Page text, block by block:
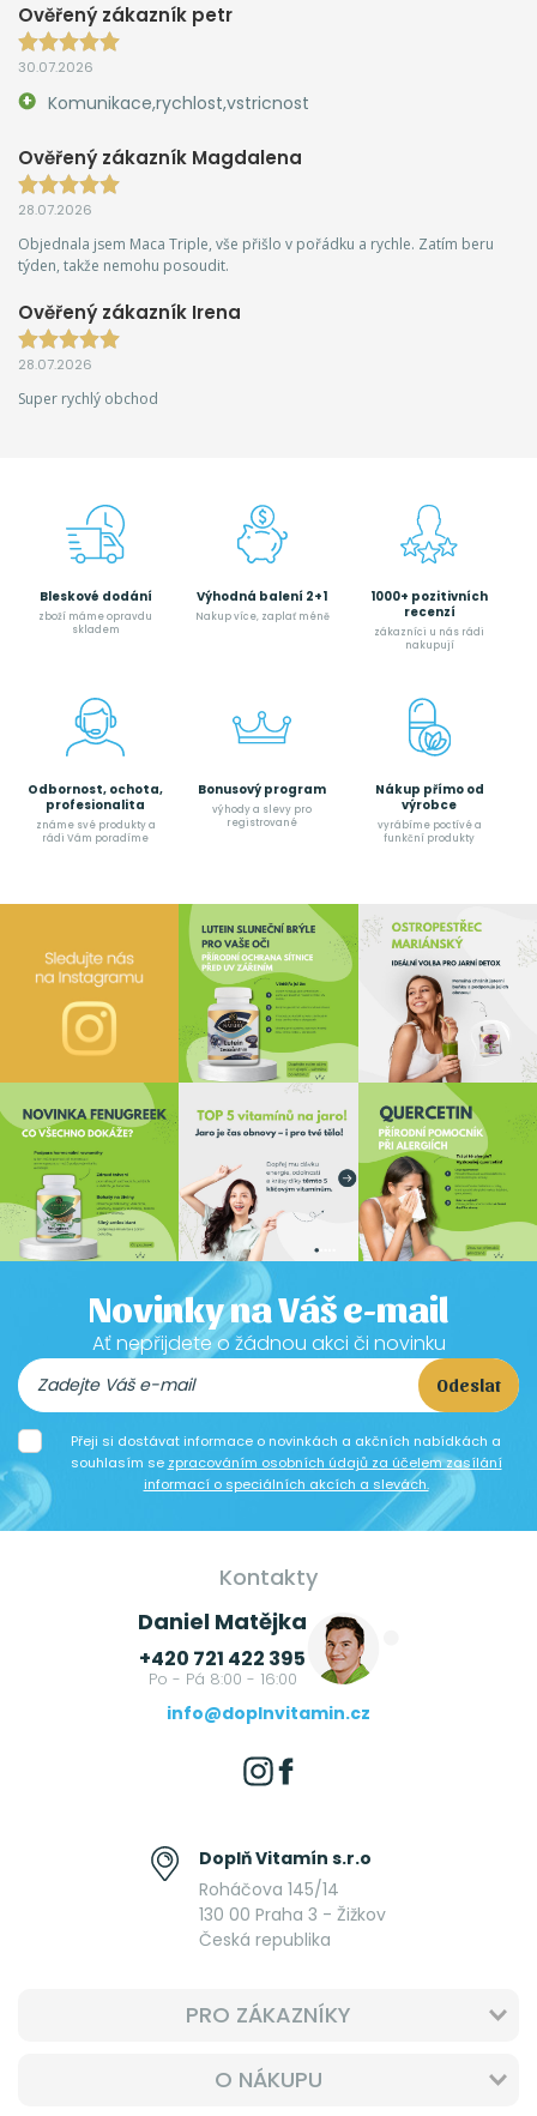
Ověřený zákazník petr
30.07.2026
Komunikace,rychlost,vstricnost
Ověřený zákazník Magdalena
28.07.2026
Objednala jsem Maca Triple, vše přišlo v pořádku a rychle. Zatím beru
týden, takže nemohu posoudit.
Ověřený zákazník Irena
28.07.2026
Super rychlý obchod
Bleskové dodání
zboží máme opravdu
skladem
Výhodná balení 2+1
Nakup více, zaplať méně
1000+ pozitivních
recenzí
zákazníci u nás rádi
nakupují
Odbornost, ochota,
profesionalita
známe své produkty a
rádi Vám poradíme
Bonusový program
výhody a slevy pro
registrované
Nákup přímo od
výrobce
vyrábíme poctívé a
funkční produkty
Novinky na Váš e-mail
Ať nepřijdete o žádnou akci či novinku
Odeslat
Přeji si dostávat informace o novinkách a akčních nabídkách a
souhlasím se zpracováním osobních údajů za účelem zasílání
informací o speciálních akcích a slevách.
Kontakty
Daniel Matějka
+420 721 422 395
Po - Pá 8:00 - 16:00
info@doplnvitamin.cz
Doplň Vitamín s.r.o
Roháčova 145/14
130 00 Praha 3 - Žižkov
Česká republika
PRO ZÁKAZNÍKY
O NÁKUPU